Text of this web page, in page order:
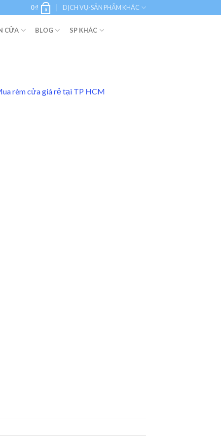
0₫ 0 DỊCH VỤ-SẢN PHẨM KHÁC
CỬA BLOG SP KHÁC
rèm cửa giá rẻ tại TP HCM